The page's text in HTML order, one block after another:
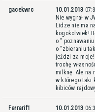
gacekwrc 10.01.2013
Nie wygrał w
Lidze nie ma
kogokolwiek!
o "
o "zbieraniu
jeździ za
trochę
milknę. Ale na
w którego taki
kibiców
Ferrarif1 10.01.2013